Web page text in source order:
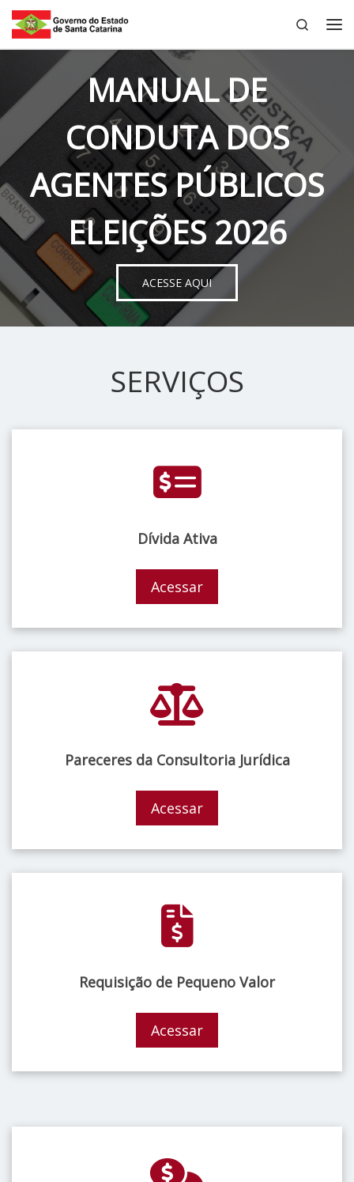
Skip to content
Search
MANUAL DE
CONDUTA DOS
AGENTES PÚBLICOS
ELEIÇÕES 2026
ACESSE AQUI
SERVIÇOS
Dívida Ativa
Acessar
Pareceres da Consultoria Jurídica
Acessar
Requisição de Pequeno Valor
Acessar